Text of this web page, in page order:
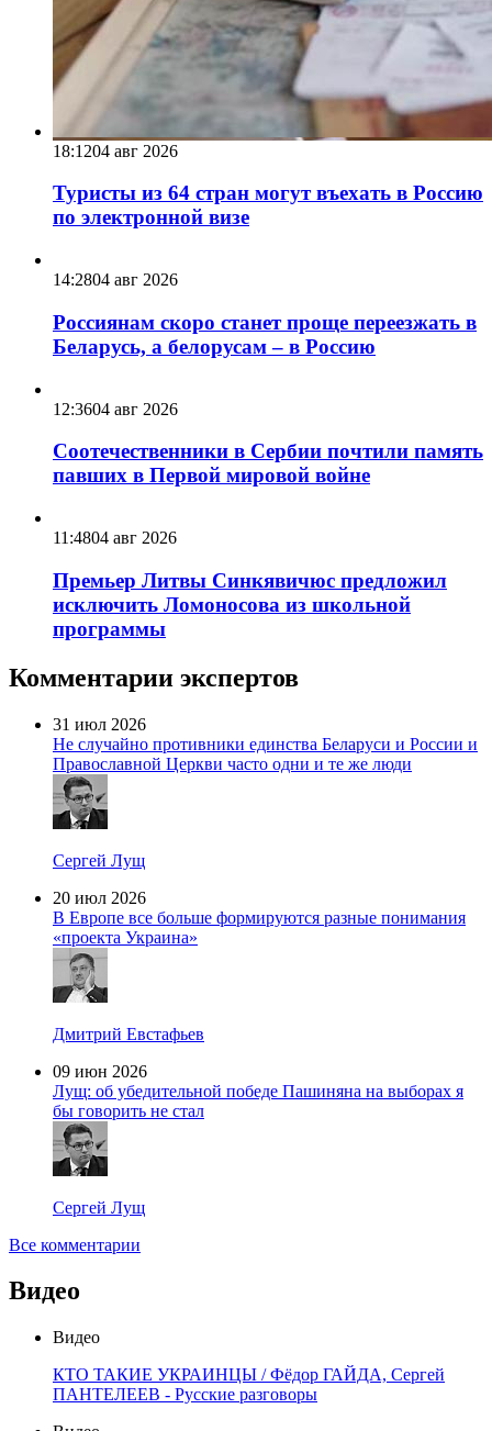
18:1204 авг 2026
Туристы из 64 стран могут въехать в Россию
по электронной визе
14:2804 авг 2026
Россиянам скоро станет проще переезжать в
Беларусь, а белорусам – в Россию
12:3604 авг 2026
Соотечественники в Сербии почтили память
павших в Первой мировой войне
11:4804 авг 2026
Премьер Литвы Синкявичюс предложил
исключить Ломоносова из школьной
программы
Комментарии экспертов
31 июл 2026
Не случайно противники единства Беларуси и России и
Православной Церкви часто одни и те же люди
Сергей Лущ
20 июл 2026
В Европе все больше формируются разные понимания
«проекта Украина»
Дмитрий Евстафьев
09 июн 2026
Лущ: об убедительной победе Пашиняна на выборах я
бы говорить не стал
Сергей Лущ
Все комментарии
Видео
Видео
КТО ТАКИЕ УКРАИНЦЫ / Фёдор ГАЙДА, Сергей
ПАНТЕЛЕЕВ - Русские разговоры